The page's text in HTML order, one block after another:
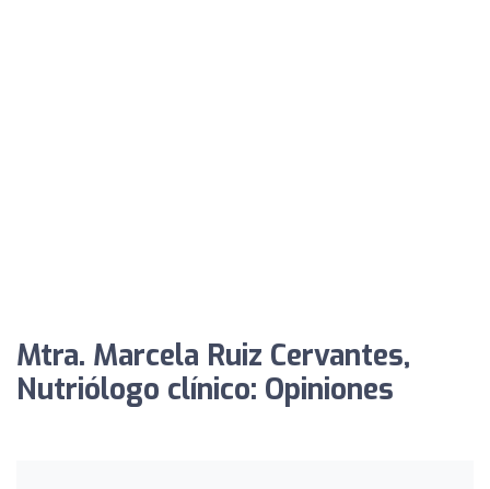
Mtra. Marcela Ruiz Cervantes,
Nutriólogo clínico: Opiniones